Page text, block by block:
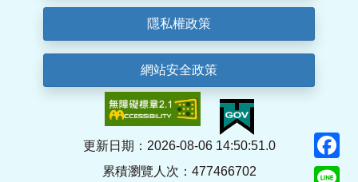
隱私權政策
網站安全政策
更新日期：2026-08-06 14:50:51.0
累積瀏覽人次：477466702